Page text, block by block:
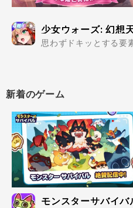
少女ウォーズ: 幻想
思わずドキッとする要
新着のゲーム
モンスターサバイバ